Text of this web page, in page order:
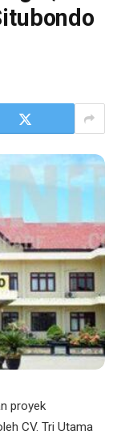
proyek
CV. Tri Utama